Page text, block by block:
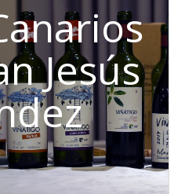
Jesús